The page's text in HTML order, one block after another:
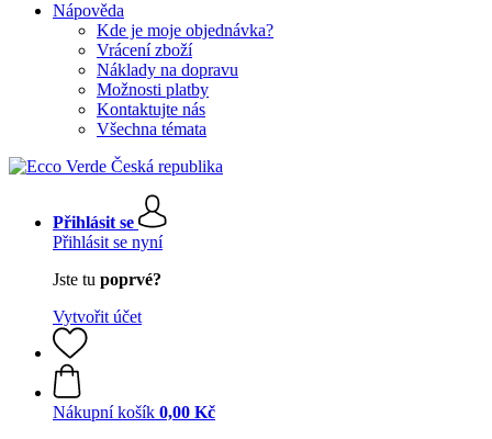
Nápověda
Kde je moje objednávka?
Vrácení zboží
Náklady na dopravu
Možnosti platby
Kontaktujte nás
Všechna témata
Přihlásit se
Přihlásit se nyní
Jste tu poprvé?
Vytvořit účet
Nákupní košík 0,00 Kč